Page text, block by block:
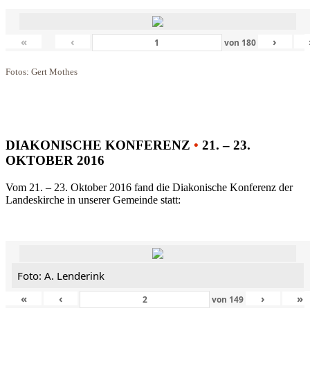
« ‹ von 180 ›
Fotos: Gert Mothes
DIAKONISCHE KONFERENZ • 21. – 23.
OKTOBER 2016
Vom 21. – 23. Oktober 2016 fand die Diakonische Konferenz der
Landeskirche in unserer Gemeinde statt:
Foto: A. Lenderink
«
‹ von 149 › »